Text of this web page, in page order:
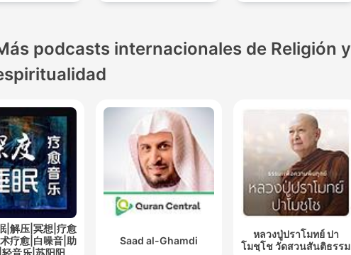
podcasts internacionales de Religión y
|解压|冥想|疗愈
疗愈|白噪音|助
音乐|苏阳阳频
Saad al-Ghamdi
หลวงปู่ปราโมทย์ ปา
โมชฺโช วัดสวนสันติธรรม